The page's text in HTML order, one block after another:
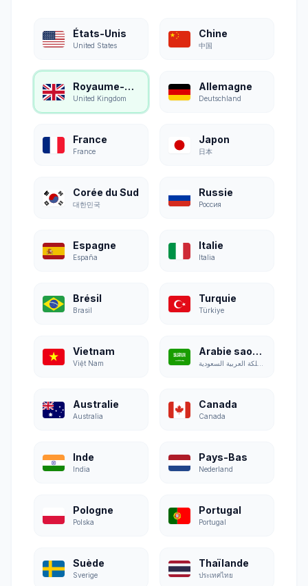
États-Unis
United States
Chine
中国
Royaume-Uni
United Kingdom
Allemagne
Deutschland
France
France
Japon
日本
Corée du Sud
대한민국
Russie
Россия
Espagne
España
Italie
Italia
Brésil
Brasil
Turquie
Türkiye
Vietnam
Việt Nam
Arabie saoudite
Australie
Australia
Canada
Canada
Inde
India
Pays-Bas
Nederland
Pologne
Polska
Portugal
Portugal
Suède
Sverige
Thaïlande
ประเทศไทย